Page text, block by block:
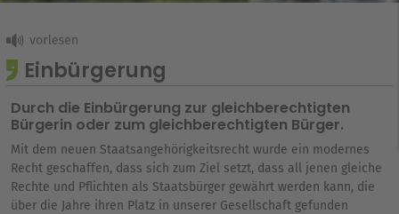
Einbürgerung
Durch die Einbürgerung zur gleichberechtigten
Bürgerin oder zum gleichberechtigten Bürger.
Mit dem neuen Staatsangehörigkeitsrecht wurde ein modernes
Recht geschaffen, dass sich zum Ziel setzt, dass all jenen gleiche
Rechte und Pflichten als Staatsbürger gewährt werden kann, die
über die Jahre ihren Platz in unserer Gesellschaft gefunden